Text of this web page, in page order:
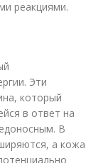
реакциями.
Эти
который
в ответ на
В
а кожа